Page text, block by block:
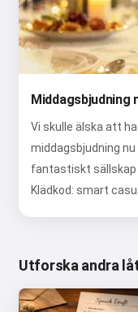
Middagsbjudning
Vi skulle älska att
middagsbjudning
fantastiskt sällskap
Klädkod: smart
Utforska andra